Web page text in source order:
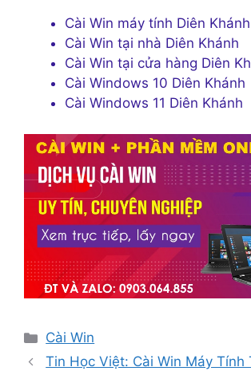
Cài Win máy tính Diên Khánh
Cài Win tại nhà Diên Khánh
Cài Win tại cửa hàng Diên
Cài Windows 10 Diên Khánh
Cài Windows 11 Diên Khánh
Danh
mục
Cài Win
Tin Học Việt: Cài Win Máy Tính